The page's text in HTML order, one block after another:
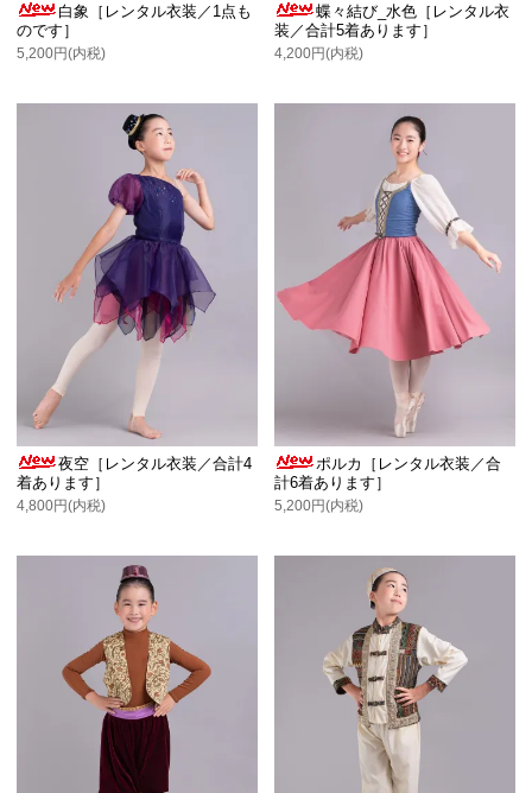
白象［レンタル衣装／1点も
のです］
5,200円(内税)
蝶々結び_水色［レンタル衣
装／合計5着あります］
4,200円(内税)
夜空［レンタル衣装／合計4
着あります］
4,800円(内税)
ポルカ［レンタル衣装／合
計6着あります］
5,200円(内税)